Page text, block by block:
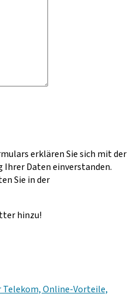
erklären Sie sich mit der
Ihrer Daten einverstanden.
Sie in der
hinzu!